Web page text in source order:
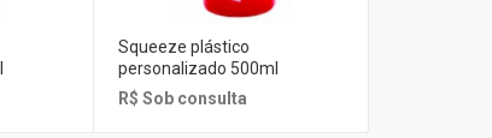
Squeeze plástico
personalizado 500ml
R$ Sob consulta